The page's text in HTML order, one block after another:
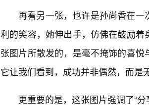
再看另一张，也许是孙尚香在
利的笑容，她伸出手，仿佛在鼓励
张图片所散发的，是毫不掩饰的喜悦
它让我们看到，成功并非偶然，而是
更重要的是，这张图片强调了“